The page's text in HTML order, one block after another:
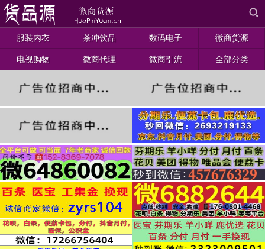
服装内衣 茶冲饮品 数码电子 微商货源
电视购物 微商代理 微商引流 全部分类